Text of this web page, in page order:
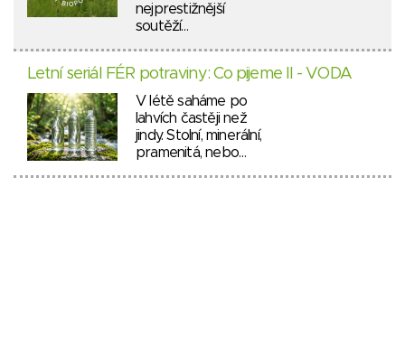
nejprestižnější
soutěží…
Letní seriál FÉR potraviny: Co pijeme II - VODA
V létě saháme po
lahvích častěji než
jindy. Stolní, minerální,
pramenitá, nebo…